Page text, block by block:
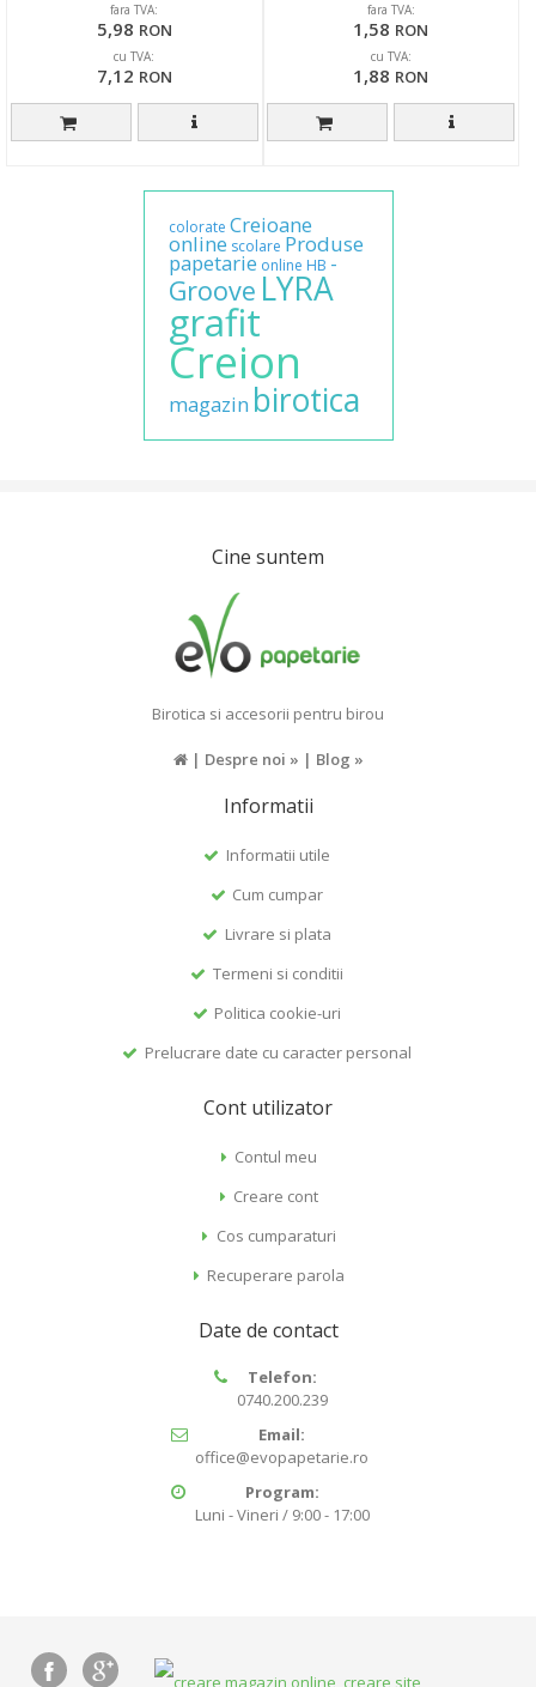
fara TVA:
5,98 RON
cu TVA:
7,12 RON
fara TVA:
1,58 RON
cu TVA:
1,88 RON
colorate Creioane
online scolare Produse
papetarie online HB -
Groove LYRA
grafit
Creion
magazin birotica
Cine suntem
Birotica si accesorii pentru birou
| Despre noi » | Blog »
Informatii
Informatii utile
Cum cumpar
Livrare si plata
Termeni si conditii
Politica cookie-uri
Prelucrare date cu caracter personal
Cont utilizator
Contul meu
Creare cont
Cos cumparaturi
Recuperare parola
Date de contact
Telefon:
0740.200.239
Email:
office@evopapetarie.ro
Program:
Luni - Vineri / 9:00 - 17:00